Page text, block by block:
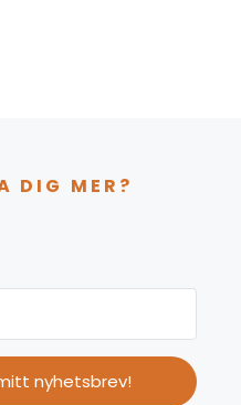
DIG MER?
nyhetsbrev!